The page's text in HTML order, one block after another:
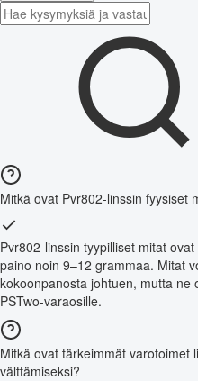
Mitkä ovat Pvr802-linssin fyysiset
Pvr802-linssin tyypilliset mitat
paino noin 9–12 grammaa. Mitat
kokoonpanosta johtuen, mutta ne
PSTwo-varaosille.
Mitkä ovat tärkeimmät varotoimet
välttämiseksi?